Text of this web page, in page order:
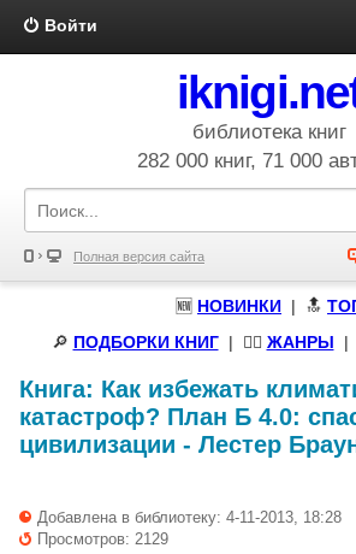
Войти
библиотека книг
282 000 книг, 71 000
Полная версия сайта
🆕 НОВИНКИ | 🔝
🔎 ПОДБОРКИ КНИГ| 🧝‍♀️ ЖАНРЫ |
Книга: Как избежать
катастроф? План Б 4.0:
цивилизации - Лестер
Добавлена в библиотеку: 4-11-2013, 18:28
Просмотров: 2129